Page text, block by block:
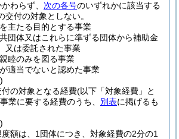
わらず、 次の各号のいずれかに該当する
交付の対象としない。
主たる目的とする事業
団体又はこれらに準ずる団体から補助金
又は委託された事業
睦のみを図る事業
適当でないと認めた事業
の対象となる経費(以下「対象経費」と
業に要する経費のうち、 別表に掲げるも
額は、1団体につき、対象経費の2分の1